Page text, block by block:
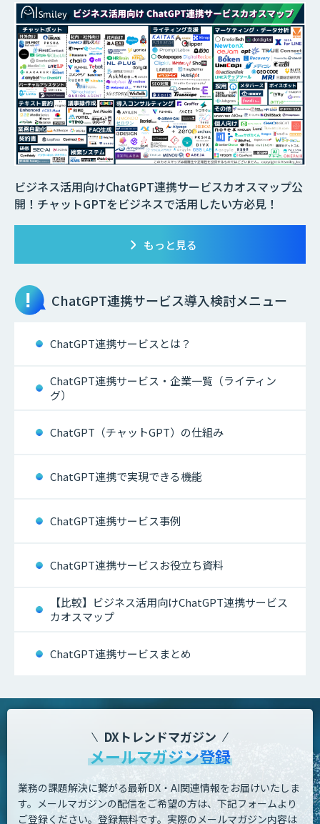
ビジネス活用向けChatGPT連携サービスカオスマップ公
開！チャットGPTをビジネスで活用したい方必見！
もっと見る
ChatGPT連携サービス導入検討メニュー
ChatGPT連携サービスとは？
ChatGPT連携サービス・企業一覧（ライティン
グ）
ChatGPT（チャットGPT）の仕組み
ChatGPT連携で実現できる機能
ChatGPT連携サービス事例
ChatGPT連携サービスお役立ち資料
【比較】ビジネス活用向けChatGPT連携サービス
カオスマップ
ChatGPT連携サービスまとめ
DXトレンドマガジン
メールマガジン登録
業務の課題解決に繋がる最新DX・AI関連情報をお届けいたしま
す。 メールマガジンの配信をご希望の方は、下記フォームより
ご登録ください。登録無料です。 実際のメールマガジン内容は